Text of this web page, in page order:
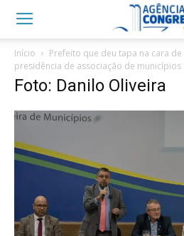
Início
Prefeito que deu tapa na cara
presidência de associação de municípios
Foto: Danilo Oliveira